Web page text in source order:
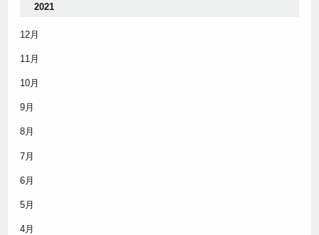
2021
12月
11月
10月
9月
8月
7月
6月
5月
4月